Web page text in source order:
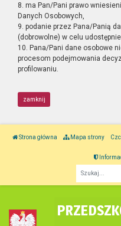
8. ma Pan/Pani prawo
Danych Osobowych,
9. podanie przez Pana/Panią
(dobrowolne) w celu
10. Pana/Pani dane osobowe
procesom podejmowania
profilowaniu.
zamknij
Strona główna Mapa strony